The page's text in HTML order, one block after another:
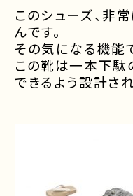
このシューズ、非
んです。
その気になる機能
この靴は一本下駄
できるよう設計さ